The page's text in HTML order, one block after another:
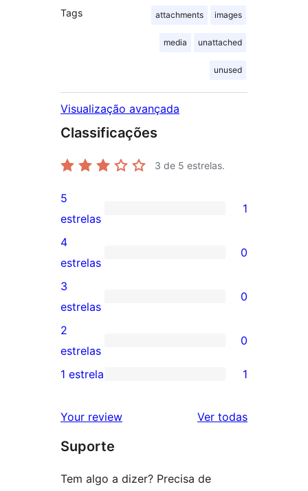
Tags attachments images
media unattached
unused
Visualização avançada
Classificações
3 de 5 estrelas.
1
avaliação
com
5
estrela
5
estrelas
1
0
avaliação
com
4
estrela
4
estrelas
0
0
avaliação
com
3
3
estrelas
0
0
avaliação
2
2
estrelas
0
com
1
1 estrela 1
Your review Ver todasavaliações
Suporte
Tem algo a dizer? Precisa de